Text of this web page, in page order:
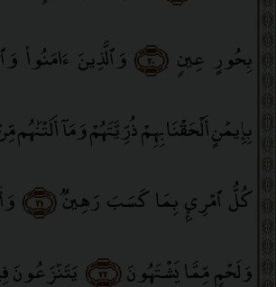
بِحُورٍ عِينٍۢ ﴿٢٠﴾ وَٱلَّذِينَ ءَامَنُوا۟
بِإِيمَٰنٍ أَلْحَقْنَا بِهِمْ ذُرِّيَّتَهُمْ وَمَآ أَلَتْنَٰهُم
كُلُّ ٱمْرِئٍۭ بِمَا كَسَبَ رَهِينٌۭ ﴿٢١﴾
وَلَحْمٍۢ مِّمَّا يَشْتَهُونَ ﴿٢٢﴾ يَتَنَٰزَعُونَ